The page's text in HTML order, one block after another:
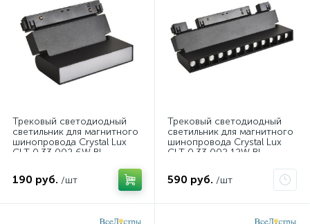
Трековый светодиодный
светильник для магнитного
шинопровода Crystal Lux
CLT 0.33 002 6W BL
190 руб. /шт
Трековый светодиодный
светильник для магнитного
шинопровода Crystal Lux
CLT 0.33 002 12W BL
590 руб. /шт